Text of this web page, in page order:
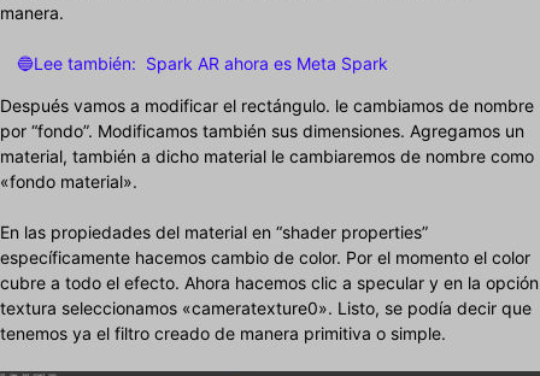
manera.
🔵Lee también: Spark AR ahora es Meta Spark
Después vamos a modificar el rectángulo. le cambiamos de nombre
por “fondo”. Modificamos también sus dimensiones. Agregamos un
material, también a dicho material le cambiaremos de nombre como
«fondo material».
En las propiedades del material en “shader properties”
específicamente hacemos cambio de color. Por el momento el color
cubre a todo el efecto. Ahora hacemos clic a specular y en la opción
textura seleccionamos «cameratexture0». Listo, se podía decir que
tenemos ya el filtro creado de manera primitiva o simple.